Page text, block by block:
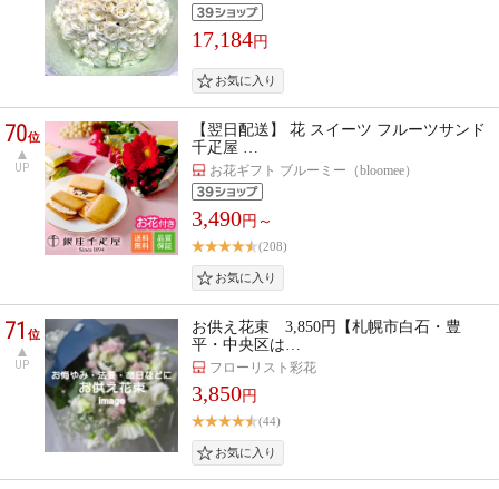
17,184円
70位
UP
【翌日配送】 花 スイーツ フルーツサンド
千疋屋 …
お花ギフト ブルーミー（bloomee）
3,490円～
(208)
71位
UP
お供え花束 3,850円【札幌市白石・豊
平・中央区は…
フローリスト彩花
3,850円
(44)